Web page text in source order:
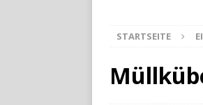
STARTSEITE